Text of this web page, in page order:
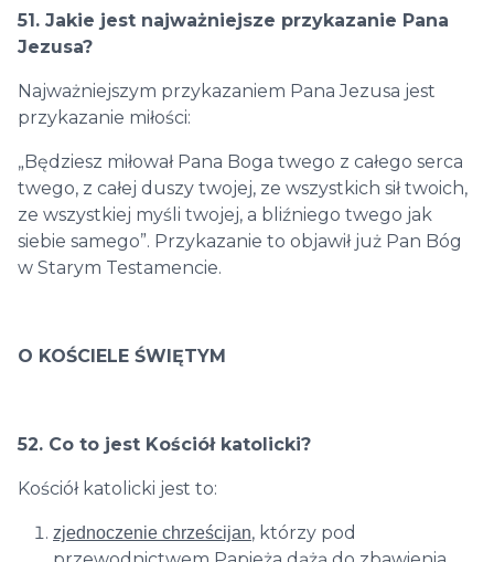
51. Jakie jest najważniejsze przykazanie Pana
Jezusa?
Najważniejszym przykazaniem Pana Jezusa jest
przykazanie miłości:
„Będziesz miłował Pana Boga twego z całego serca
twego, z całej duszy twojej, ze wszystkich sił twoich,
ze wszystkiej myśli twojej, a bliźniego twego jak
siebie samego”. Przykazanie to objawił już Pan Bóg
w Starym Testamencie.
O KOŚCIELE ŚWIĘTYM
52. Co to jest Kościół katolicki?
Kościół katolicki jest to:
zjednoczenie chrześcijan, którzy pod